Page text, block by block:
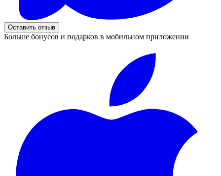
Оставить отзыв
Больше бонусов и подарков в мобильном приложении